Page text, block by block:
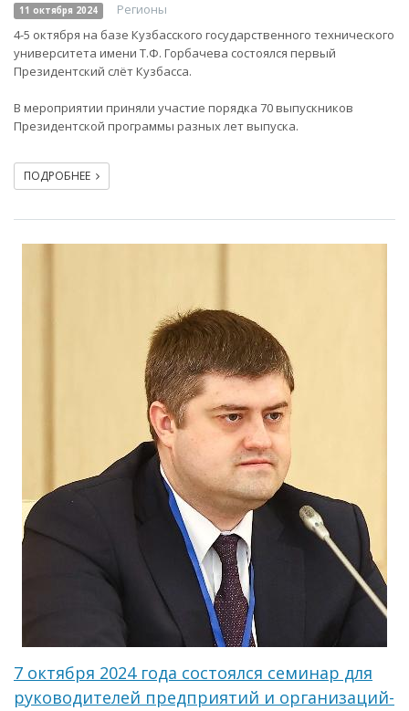
11 октября 2024
Регионы
4-5 октября на базе Кузбасского государственного технического
университета имени Т.Ф. Горбачева состоялся первый
Президентский слёт Кузбасса.
В мероприятии приняли участие порядка 70 выпускников
Президентской программы разных лет выпуска.
ПОДРОБНЕЕ
7 октября 2024 года состоялся семинар для
руководителей предприятий и организаций-